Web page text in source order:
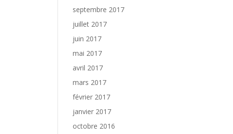
septembre 2017
juillet 2017
juin 2017
mai 2017
avril 2017
mars 2017
février 2017
janvier 2017
octobre 2016